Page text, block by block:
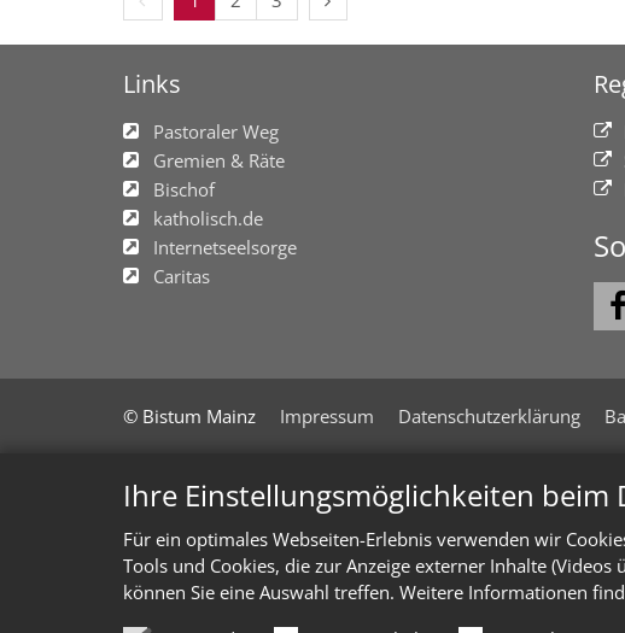
Ihre Einstellungsmöglichkeiten beim
Für ein optimales Webseiten-Erlebnis verwenden wir
Tools und Cookies, die zur Anzeige externer Inhalte
können Sie eine Auswahl treffen. Weitere Informationen
Links
Pastoraler Weg
Gremien & Räte
Bischof
katholisch.de
Internetseelsorge
Caritas
© Bistum Mainz Impressum Datenschutzerklärung